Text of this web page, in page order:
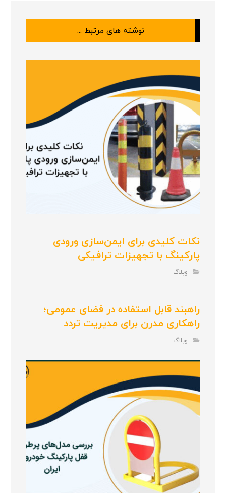
نوشته های مرتبط ...
نکات کلیدی برای ایمن‌سازی ورودی
پارکینگ با تجهیزات ترافیکی
وبلاگ
راهبند قابل استفاده در فضای عمومی؛
راهکاری مدرن برای مدیریت تردد
وبلاگ